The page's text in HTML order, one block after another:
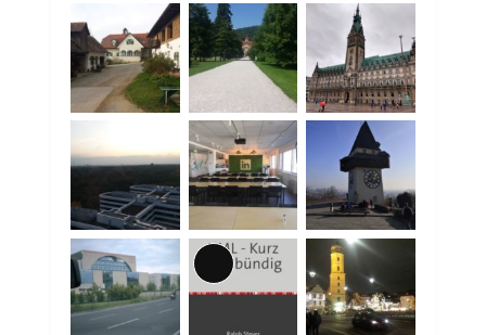
Lange
Beschreibung